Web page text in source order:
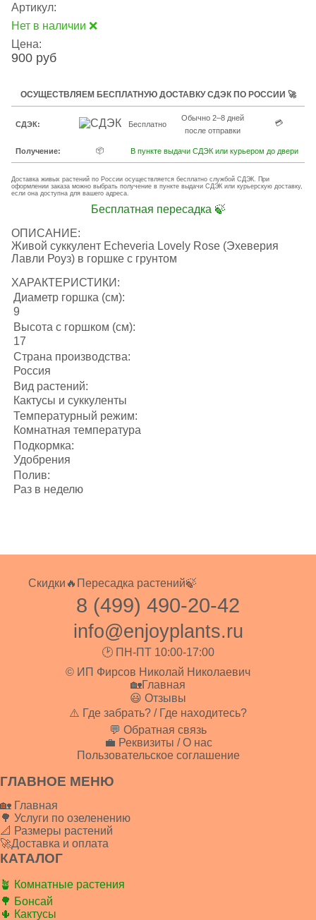
Артикул:
Нет в наличии ❌
Цена:
900 руб
ОСУЩЕСТВЛЯЕМ БЕСПЛАТНУЮ ДОСТАВКУ СДЭК ПО РОССИИ 🚀
СДЭК: Бесплатно
Обычно 2–8 дней
после отправки
💳
Получение: 📦 В пункте выдачи СДЭК или курьером до двери
Доставка живых растений по России осуществляется бесплатно службой СДЭК. При
оформлении заказа можно выбрать получение в пункте выдачи СДЭК или курьерскую доставку,
если она доступна для вашего адреса.
Бесплатная пересадка 🍃
ОПИСАНИЕ:
Живой суккулент Echeveria Lovely Rose (Эхеверия
Лавли Роуз) в горшке с грунтом
ХАРАКТЕРИСТИКИ:
Диаметр горшка (см):
9
Высота с горшком (см):
17
Страна производства:
Россия
Вид растений:
Кактусы и суккуленты
Температурный режим:
Комнатная температура
Подкормка:
Удобрения
Полив:
Раз в неделю
Скидки🔥 Пересадка растений🍃
8 (499) 490-20-42
info@enjoyplants.ru
🕑 ПН-ПТ 10:00-17:00
© ИП Фирсов Николай Николаевич
🏡Главная
😃 Отзывы
⚠️ Где забрать? / Где находитесь?
💬 Обратная связь
💼 Реквизиты / О нас
Пользовательское соглашение
ГЛАВНОЕ МЕНЮ
🏡 Главная
🌳 Услуги по озеленению
📐 Размеры растений
🚀Доставка и оплата
КАТАЛОГ
🪴 Комнатные растения
🌳 Бонсай
🌵 Кактусы